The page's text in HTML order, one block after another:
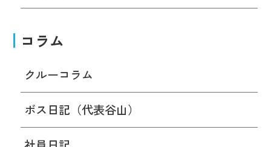
コラム
クルーコラム
ボス日記（代表谷山）